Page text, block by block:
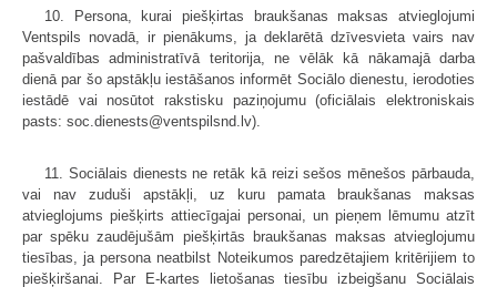
10. Persona, kurai piešķirtas braukšanas maksas atvieglojumi
Ventspils novadā, ir pienākums, ja deklarētā dzīvesvieta vairs nav
pašvaldības administratīvā teritorija, ne vēlāk kā nākamajā darba
dienā par šo apstākļu iestāšanos informēt Sociālo dienestu, ierodoties
iestādē vai nosūtot rakstisku paziņojumu (oficiālais elektroniskais
pasts: soc.dienests@ventspilsnd.lv).
11. Sociālais dienests ne retāk kā reizi sešos mēnešos pārbauda,
vai nav zuduši apstākļi, uz kuru pamata braukšanas maksas
atvieglojums piešķirts attiecīgajai personai, un pieņem lēmumu atzīt
par spēku zaudējušām piešķirtās braukšanas maksas atvieglojumu
tiesības, ja persona neatbilst Noteikumos paredzētajiem kritērijiem to
piešķiršanai. Par E-kartes lietošanas tiesību izbeigšanu Sociālais